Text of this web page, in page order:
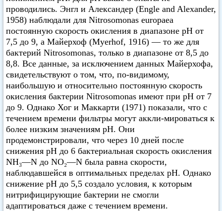
проводились. Энгл и Александер (Engle and Alexander,
1958) наблюдали для Nitrosomonas europaea
постоянную скорость окисления в диапазоне pH от
7,5 до 9, а Майерхоф (Myerhof, 1916) — то же для
бактерий Nitrosomonas, только в диапазоне от 8,5 до
8,8. Все данные, за исключением данных Майерхофа,
свидетельствуют о том, что, по-видимому,
наибольшую и относительно постоянную скорость
окисления бактерии Nitrosomonas имеют при pH от 7
до 9. Однако Хог и Маккарти (1971) показали, что с
течением времени фильтры могут аккли-мироваться к
более низким значениям pH. Они
продемонстрировали, что через 10 дней после
снижения pH до 6 бактериальная скорость окисления
NH₃—N до NO₂—N была равна скорости,
наблюдавшейся в оптимальных пределах pH. Однако
снижение pH до 5,5 создало условия, к которым
нитрифицирующие бактерии не смогли
адаптироваться даже с течением времени.